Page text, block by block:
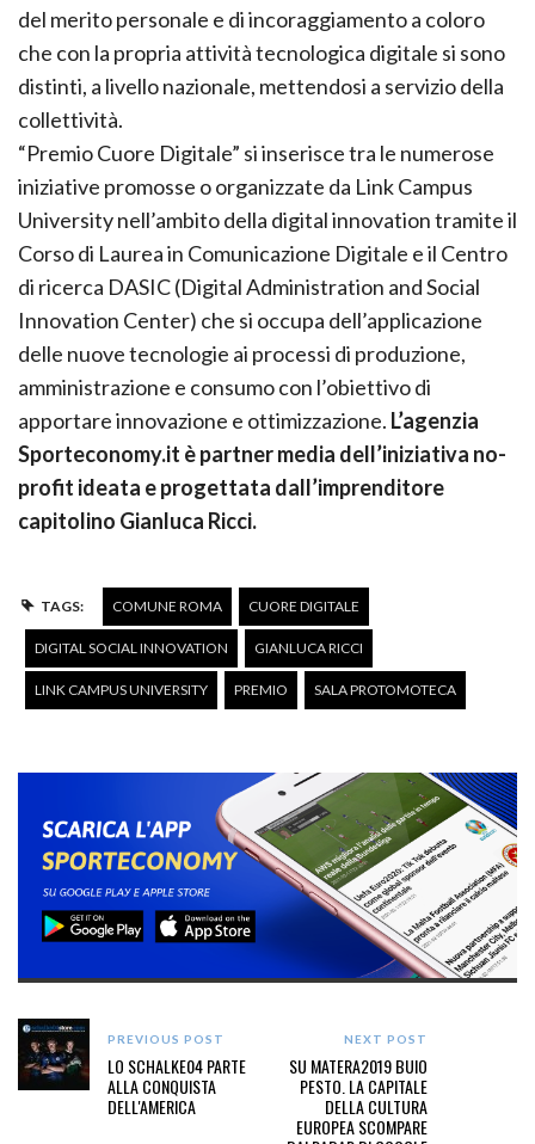
del merito personale e di incoraggiamento a coloro
che con la propria attività tecnologica digitale si sono
distinti, a livello nazionale, mettendosi a servizio della
collettività.
“Premio Cuore Digitale” si inserisce tra le numerose
iniziative promosse o organizzate da Link Campus
University nell’ambito della digital innovation tramite il
Corso di Laurea in Comunicazione Digitale e il Centro
di ricerca DASIC (Digital Administration and Social
Innovation Center) che si occupa dell’applicazione
delle nuove tecnologie ai processi di produzione,
amministrazione e consumo con l’obiettivo di
apportare innovazione e ottimizzazione. L’agenzia
Sporteconomy.it è partner media dell’iniziativa no-
profit ideata e progettata dall’imprenditore
capitolino Gianluca Ricci.
TAGS: COMUNE ROMA CUORE DIGITALE
DIGITAL SOCIAL INNOVATION GIANLUCA RICCI
LINK CAMPUS UNIVERSITY PREMIO SALA PROTOMOTECA
PREVIOUS POST
LO SCHALKE04 PARTE
ALLA CONQUISTA
DELL'AMERICA
NEXT POST
SU MATERA2019 BUIO
PESTO. LA CAPITALE
DELLA CULTURA
EUROPEA SCOMPARE